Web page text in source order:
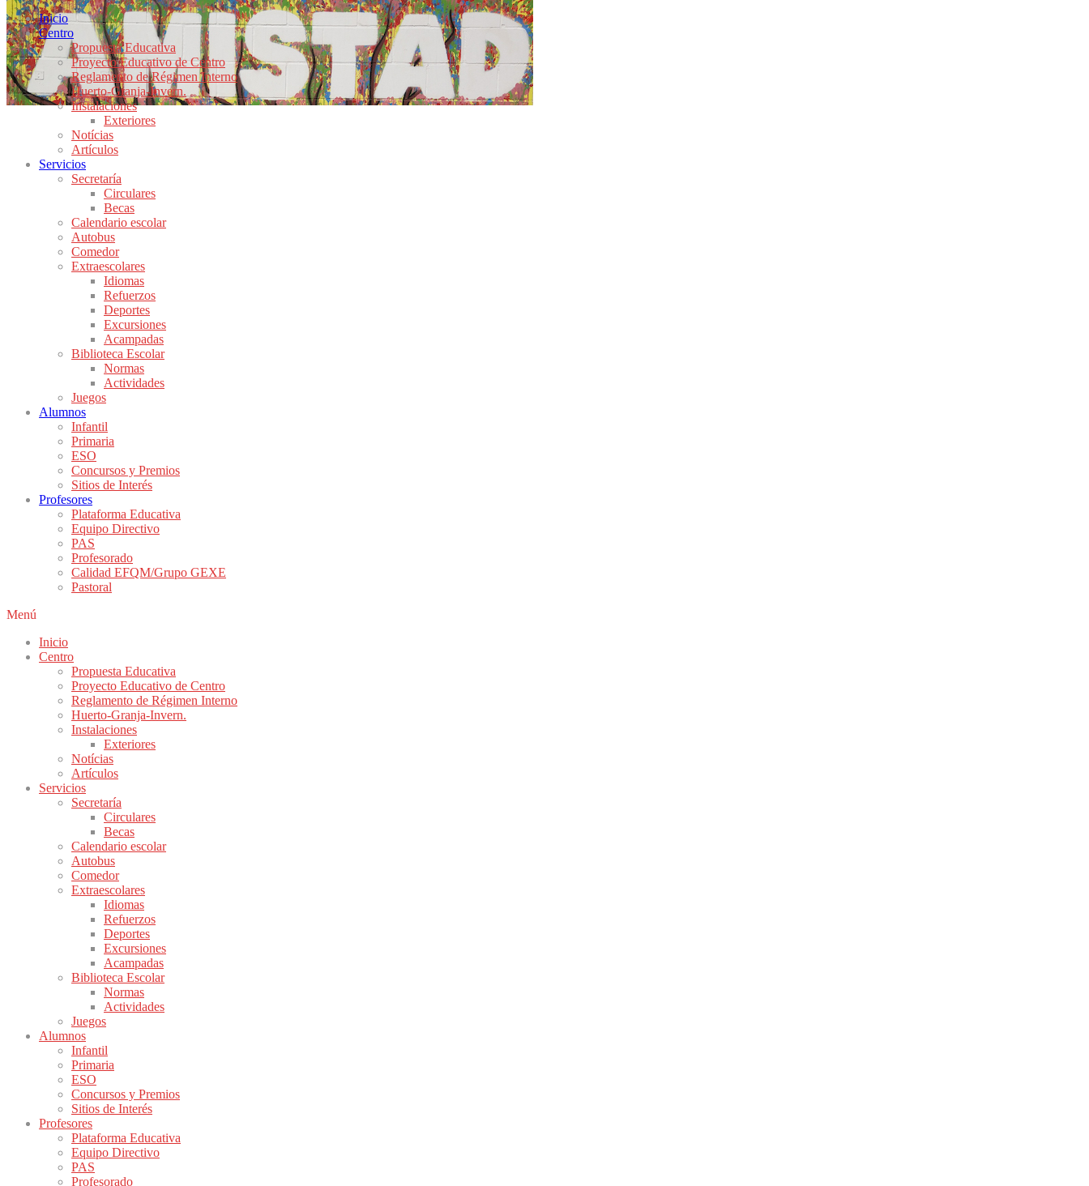
Inicio
Centro
Propuesta Educativa
Proyecto Educativo de Centro
Reglamento de Régimen Interno
Huerto-Granja-Invern.
Instalaciones
Exteriores
Notícias
Artículos
Servicios
Secretaría
Circulares
Becas
Calendario escolar
Autobus
Comedor
Extraescolares
Idiomas
Refuerzos
Deportes
Excursiones
Acampadas
Biblioteca Escolar
Normas
Actividades
Juegos
Alumnos
Infantil
Primaria
ESO
Concursos y Premios
Sitios de Interés
Profesores
Plataforma Educativa
Equipo Directivo
PAS
Profesorado
Calidad EFQM/Grupo GEXE
Pastoral
Menú
Inicio
Centro
Propuesta Educativa
Proyecto Educativo de Centro
Reglamento de Régimen Interno
Huerto-Granja-Invern.
Instalaciones
Exteriores
Notícias
Artículos
Servicios
Secretaría
Circulares
Becas
Calendario escolar
Autobus
Comedor
Extraescolares
Idiomas
Refuerzos
Deportes
Excursiones
Acampadas
Biblioteca Escolar
Normas
Actividades
Juegos
Alumnos
Infantil
Primaria
ESO
Concursos y Premios
Sitios de Interés
Profesores
Plataforma Educativa
Equipo Directivo
PAS
Profesorado